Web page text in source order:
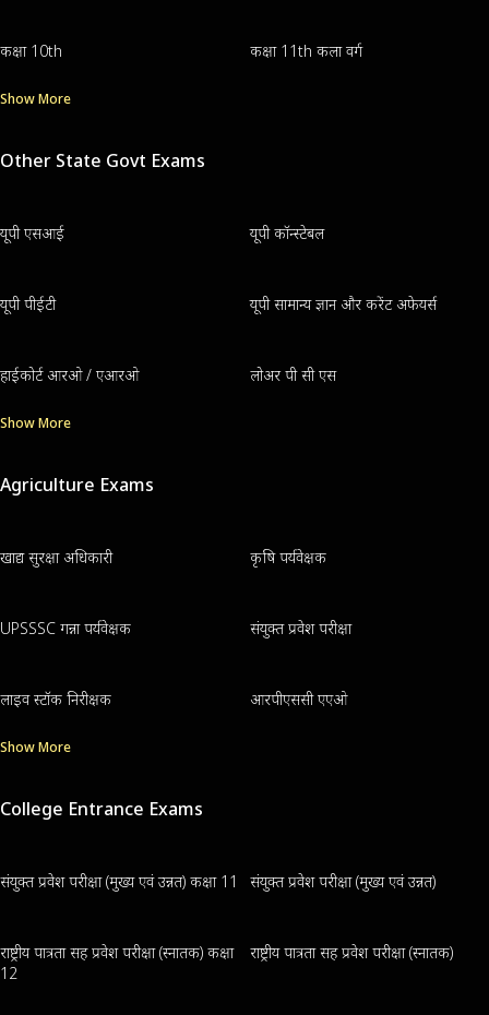
कक्षा 10th कक्षा 11th कला वर्ग
Show More
Other State Govt Exams
यूपी एसआई यूपी कॉन्स्टेबल
यूपी पीईटी यूपी सामान्य ज्ञान और करेंट अफेयर्स
हाईकोर्ट आरओ / एआरओ लोअर पी सी एस
Show More
Agriculture Exams
खाद्य सुरक्षा अधिकारी कृषि पर्यवेक्षक
UPSSSC गन्ना पर्यवेक्षक संयुक्त प्रवेश परीक्षा
लाइव स्टॉक निरीक्षक आरपीएससी एएओ
Show More
College Entrance Exams
संयुक्त प्रवेश परीक्षा (मुख्य एवं उन्नत) कक्षा 11 संयुक्त प्रवेश परीक्षा (मुख्य एवं उन्नत)
राष्ट्रीय पात्रता सह प्रवेश परीक्षा (स्नातक) कक्षा
12
राष्ट्रीय पात्रता सह प्रवेश परीक्षा (स्नातक)